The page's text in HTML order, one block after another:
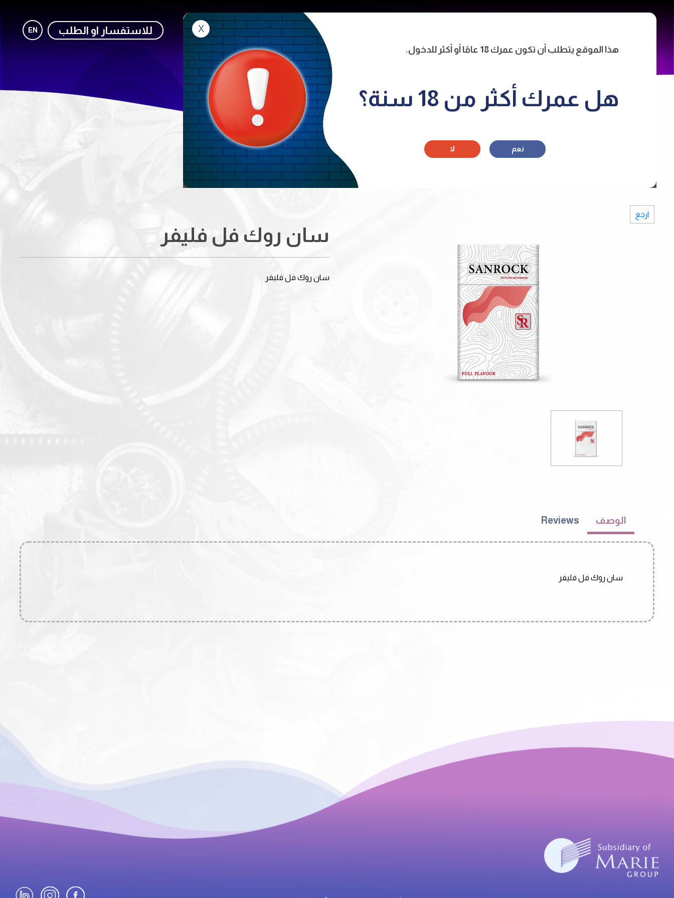
X
هذا الموقع يتطلب أن تكون عمرك 18 عامًا أو أكثر للدخول.
هل عمرك أكثر من 18 سنة؟
نعم لا
navigation
المنتجات المتجر تواصل معنا للاستفسار او الطلب EN
ارجع
سان روك فل فليفر
سان روك فل فليفر
الوصف Reviews
سان روك فل فليفر
Social